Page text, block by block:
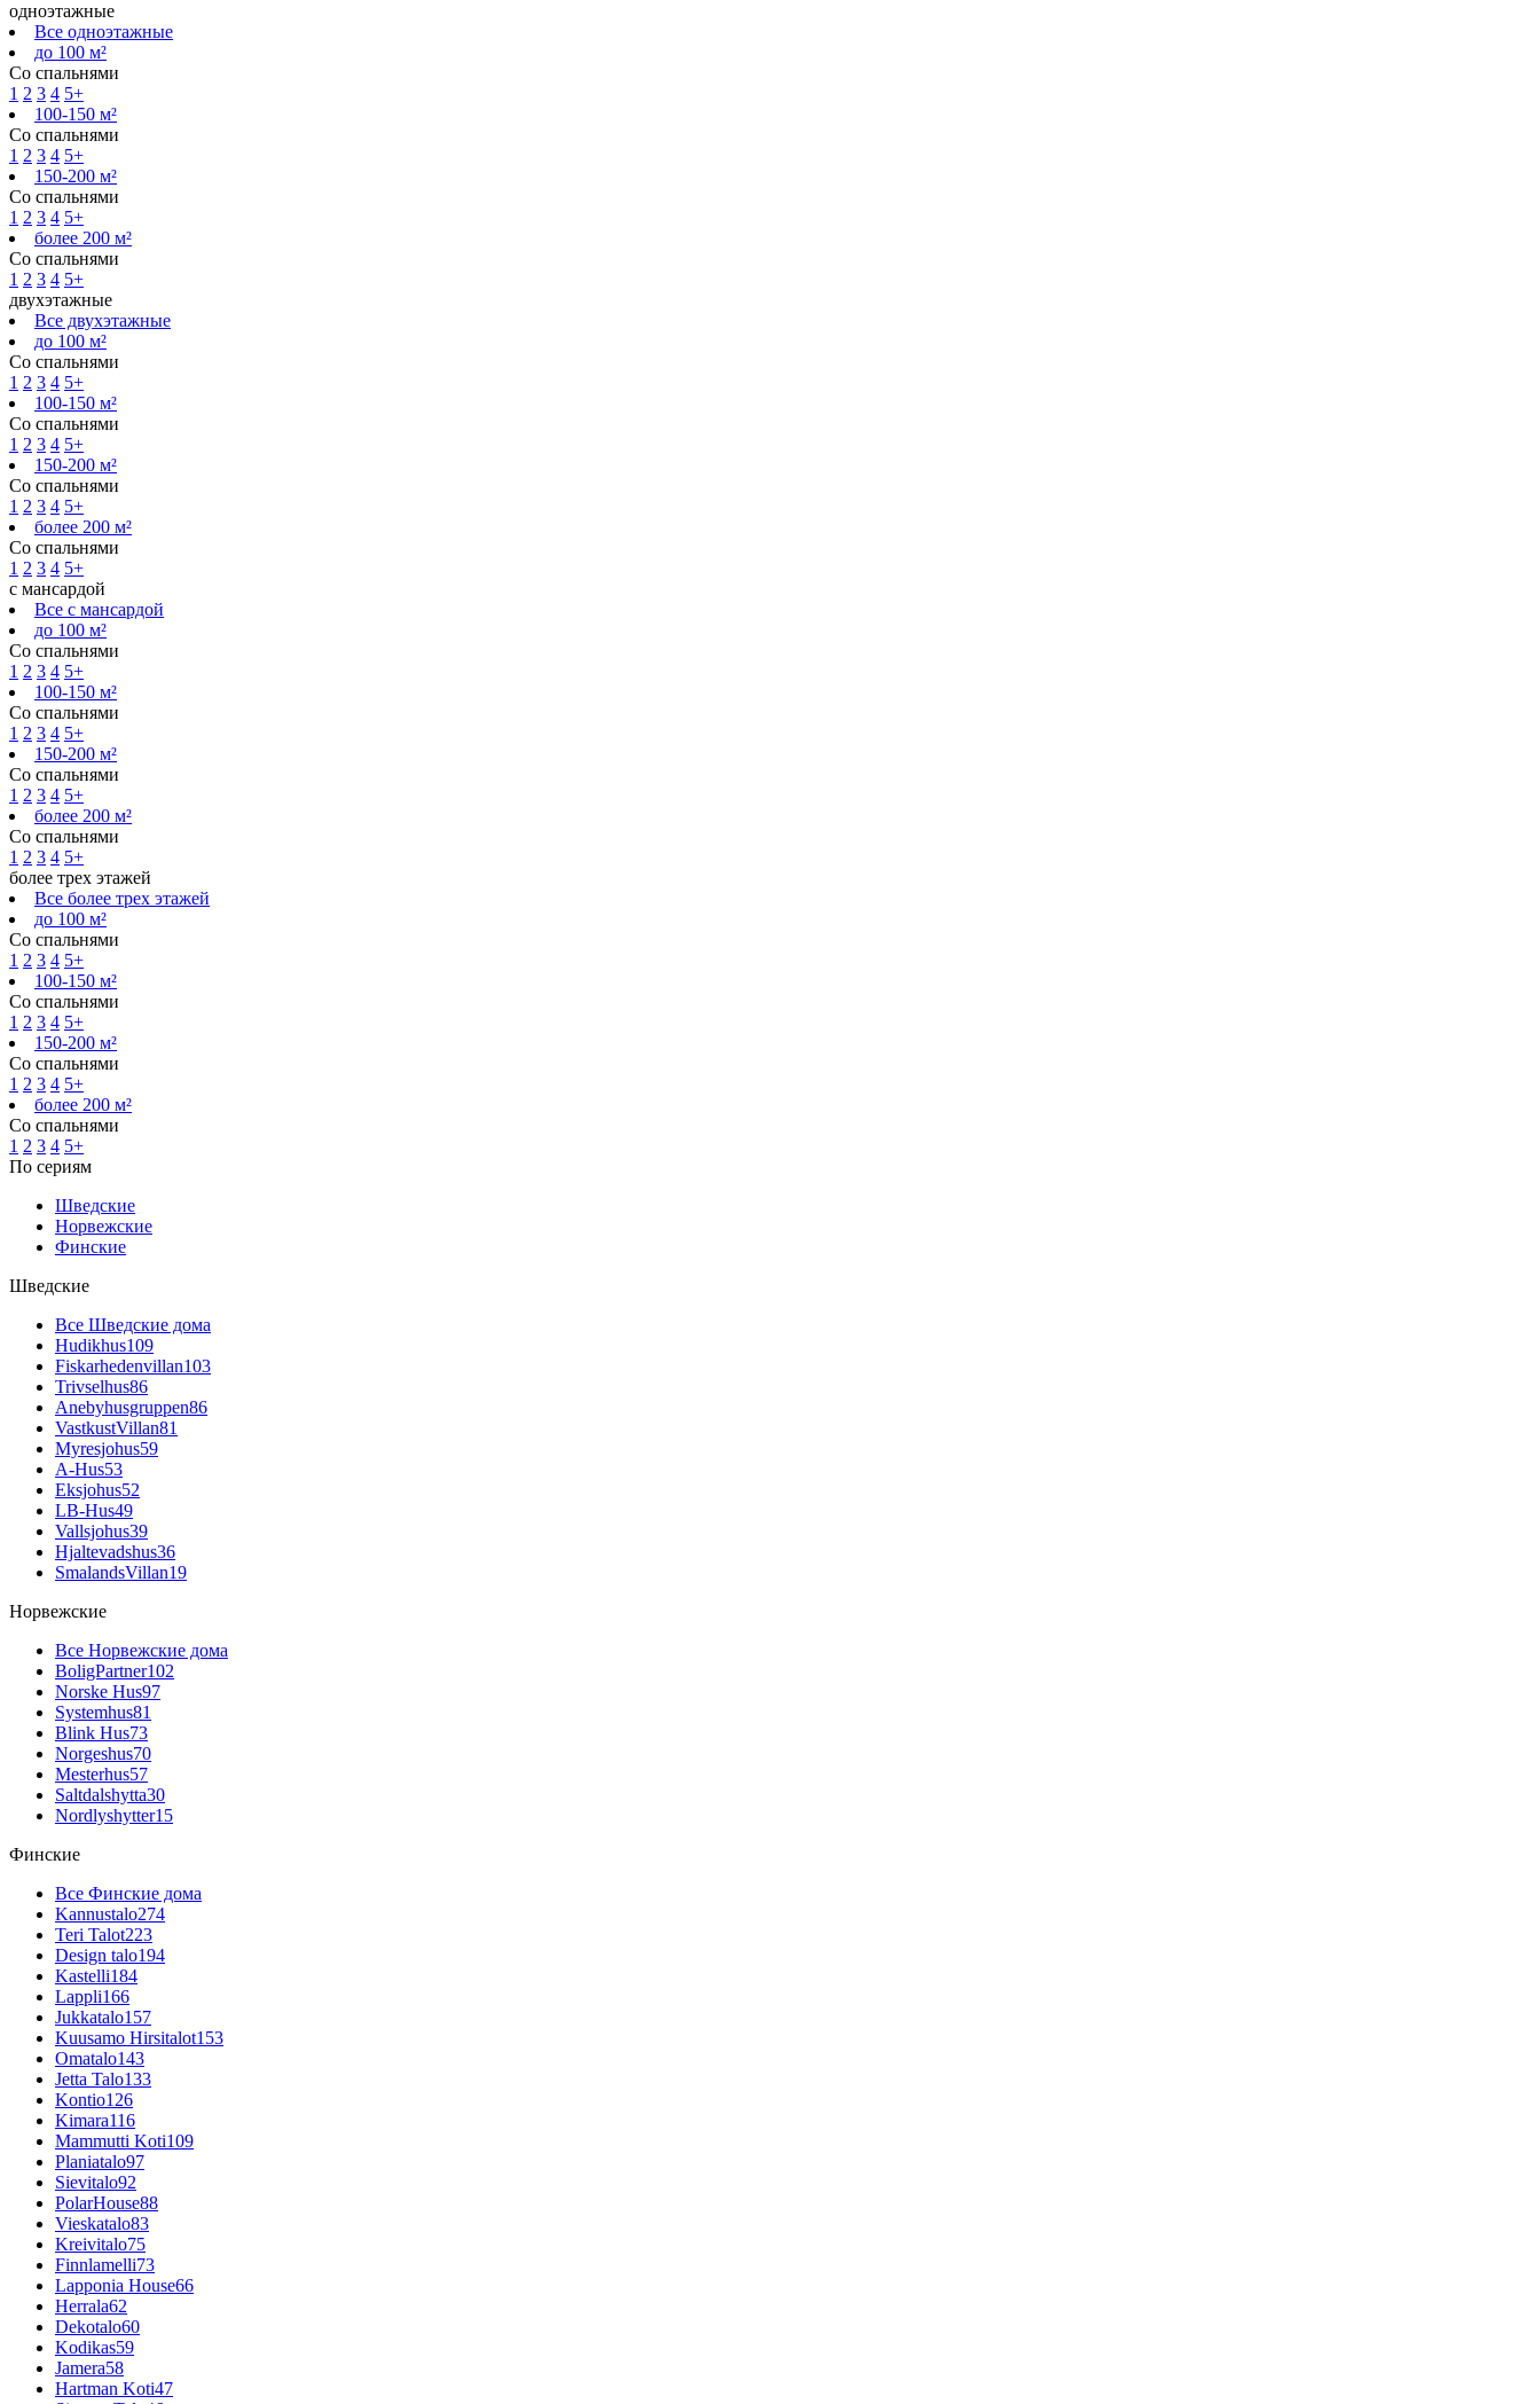
одноэтажные
Все одноэтажные
до 100 м²
Со спальнями
1 2 3 4 5+
100-150 м²
Со спальнями
1 2 3 4 5+
150-200 м²
Со спальнями
1 2 3 4 5+
более 200 м²
Со спальнями
1 2 3 4 5+
двухэтажные
Все двухэтажные
до 100 м²
Со спальнями
1 2 3 4 5+
100-150 м²
Со спальнями
1 2 3 4 5+
150-200 м²
Со спальнями
1 2 3 4 5+
более 200 м²
Со спальнями
1 2 3 4 5+
с мансардой
Все с мансардой
до 100 м²
Со спальнями
1 2 3 4 5+
100-150 м²
Со спальнями
1 2 3 4 5+
150-200 м²
Со спальнями
1 2 3 4 5+
более 200 м²
Со спальнями
1 2 3 4 5+
более трех этажей
Все более трех этажей
до 100 м²
Со спальнями
1 2 3 4 5+
100-150 м²
Со спальнями
1 2 3 4 5+
150-200 м²
Со спальнями
1 2 3 4 5+
более 200 м²
Со спальнями
1 2 3 4 5+
По сериям
Шведские
Норвежские
Финские
Шведские
Все Шведские дома
Hudikhus109
Fiskarhedenvillan103
Trivselhus86
Anebyhusgruppen86
VastkustVillan81
Myresjohus59
A-Hus53
Eksjohus52
LB-Hus49
Vallsjohus39
Hjaltevadshus36
SmalandsVillan19
Норвежские
Все Норвежские дома
BoligPartner102
Norske Hus97
Systemhus81
Blink Hus73
Norgeshus70
Mesterhus57
Saltdalshytta30
Nordlyshytter15
Финские
Все Финские дома
Kannustalo274
Teri Talot223
Design talo194
Kastelli184
Lappli166
Jukkatalo157
Kuusamo Hirsitalot153
Omatalo143
Jetta Talo133
Kontio126
Kimara116
Mammutti Koti109
Planiatalo97
Sievitalo92
PolarHouse88
Vieskatalo83
Kreivitalo75
Finnlamelli73
Lapponia House66
Herrala62
Dekotalo60
Kodikas59
Jamera58
Hartman Koti47